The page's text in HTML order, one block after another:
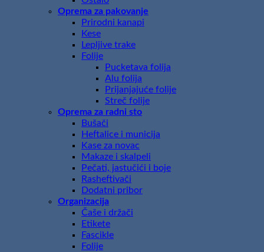
Oprema za pakovanje
Prirodni kanapi
Kese
Lepljive trake
Folije
Pucketava folija
Alu folija
Prijanjajuće folije
Streč folije
Oprema za radni sto
Bušači
Heftalice i municija
Kase za novac
Makaze i skalpeli
Pečati, jastučići i boje
Rasheftivači
Dodatni pribor
Organizacija
Čaše i držači
Etikete
Fascikle
Folije